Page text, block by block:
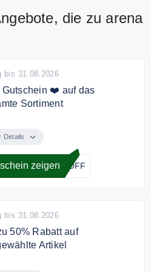
die zu arena
bis 31.08.2026
Gutschein ❤️ auf das
Sortiment
10% Rabatt auf alles
Rabatt von mehr als
gewährt wird.
Details
zeigen 0OFF
bis 31.08.2026
50% Rabatt auf
Artikel